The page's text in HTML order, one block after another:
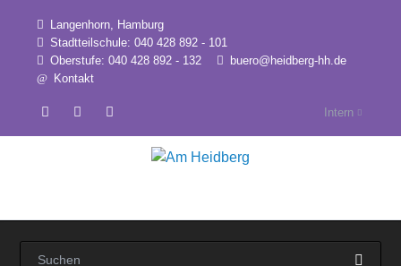
Langenhorn, Hamburg
Stadtteilschule: 040 428 892 - 101
Oberstufe: 040 428 892 - 132
buero@heidberg-hh.de
Kontakt
Intern